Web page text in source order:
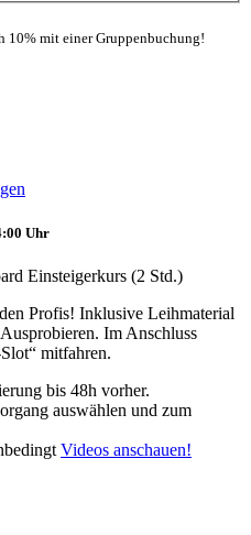
10% mit einer Gruppenbuchung!
Uhr
Einsteigerkurs (2 Std.)
Profis! Inklusive Leihmaterial
Im Anschluss
mitfahren.
bis 48h vorher.
auswählen und zum
Videos anschauen!